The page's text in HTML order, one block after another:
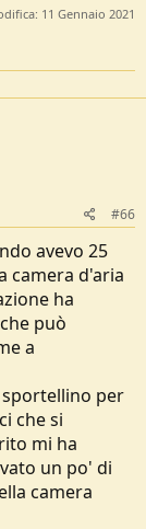
11 Gennaio 2021
#66
avevo 25
camera d'aria
ha
può
a
sportellino per
che si
mi ha
un po' di
camera